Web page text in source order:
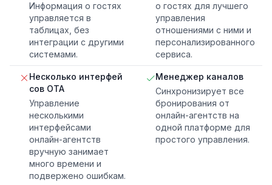
Информация о гостях
управляется в
таблицах, без
интеграции с другими
системами.
о гостях для лучшего
управления
отношениями с ними и
персонализированного
сервиса.
Несколько интерфей
сов OTA
Управление
несколькими
интерфейсами
онлайн-агентств
вручную занимает
много времени и
подвержено ошибкам.
Менеджер каналов
Синхронизирует все
бронирования от
онлайн-агентств на
одной платформе для
простого управления.